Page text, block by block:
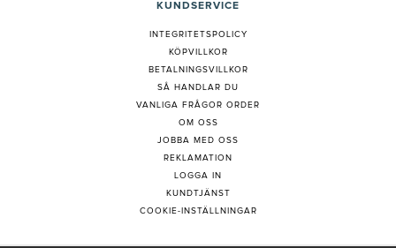
KUNDSERVICE
INTEGRITETSPOLICY
KÖPVILLKOR
BETALNINGSVILLKOR
SÅ HANDLAR DU
VANLIGA FRÅGOR ORDER
OM OSS
JOBBA MED OSS
REKLAMATION
LOGGA IN
KUNDTJÄNST
COOKIE-INSTÄLLNINGAR